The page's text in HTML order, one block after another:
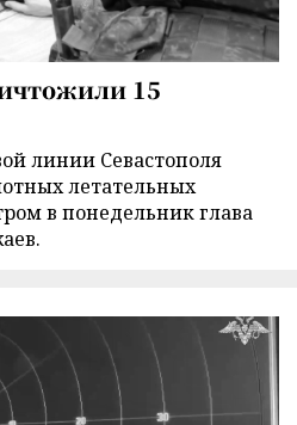
15
линии Севастополя
летательных
в понедельник глава